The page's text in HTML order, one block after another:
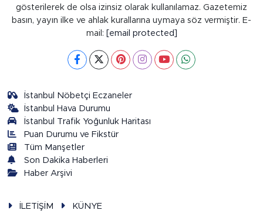
gösterilerek de olsa izinsiz olarak kullanılamaz. Gazetemiz
basın, yayın ilke ve ahlak kurallarına uymaya söz vermiştir. E-
mail:
[email protected]
İstanbul Nöbetçi Eczaneler
İstanbul Hava Durumu
İstanbul Trafik Yoğunluk Haritası
Puan Durumu ve Fikstür
Tüm Manşetler
Son Dakika Haberleri
Haber Arşivi
İLETİŞİM KÜNYE